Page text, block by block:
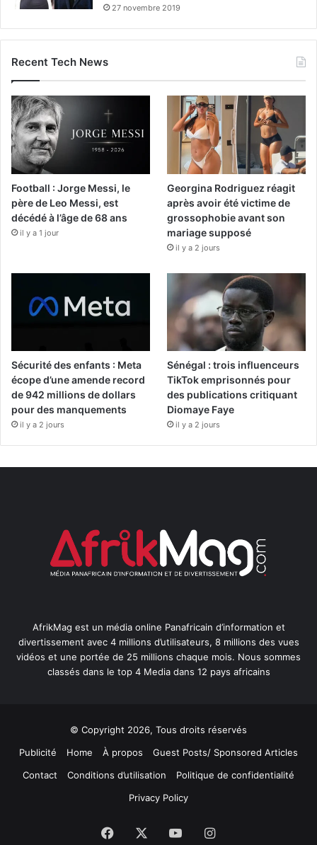
27 novembre 2019
Recent Tech News
Football : Jorge Messi, le
père de Leo Messi, est
décédé à l’âge de 68 ans
il y a 1 jour
Georgina Rodriguez réagit
après avoir été victime de
grossophobie avant son
mariage supposé
il y a 2 jours
Sécurité des enfants : Meta
écope d’une amende record
de 942 millions de dollars
pour des manquements
il y a 2 jours
Sénégal : trois influenceurs
TikTok emprisonnés pour
des publications critiquant
Diomaye Faye
il y a 2 jours
AfrikMag est un média online Panafricain d’information et
divertissement avec 4 millions d’utilisateurs, 8 millions des vues
vidéos et une portée de 25 millions chaque mois. Nous sommes
classés dans le top 4 Media dans 12 pays africains
© Copyright 2026, Tous droits réservés
Publicité
Home À propos
Guest Posts/ Sponsored Articles
Contact
Conditions d’utilisation
Politique de confidentialité
Privacy Policy
Facebook YouTubeInstagram